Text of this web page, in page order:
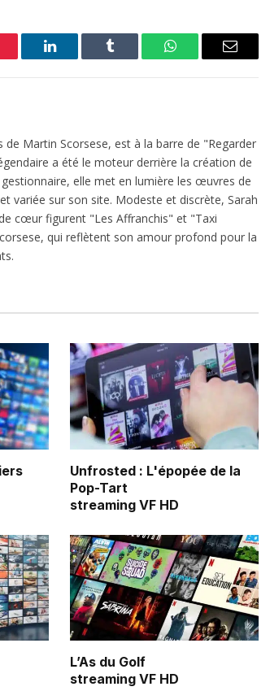
LinkedIn Tumblr WhatsAppEmail
Martin Scorsese, est à la barre de "Regarder
a été le moteur derrière la création de
elle met en lumière les œuvres de
variée sur son site. Modeste et discrète, Sarah
cœur figurent "Les Affranchis" et "Taxi
qui reflètent son amour profond pour la
Unfrosted : L'épopée de la
Pop-Tart
streaming VF HD
L’As du Golf
streaming VF HD